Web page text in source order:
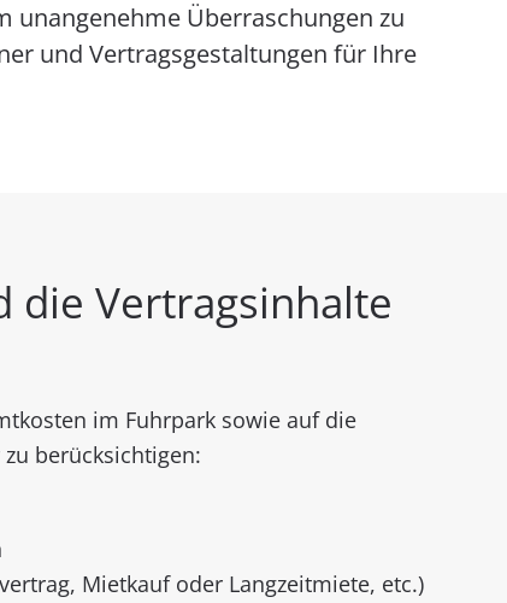
unangenehme Überraschungen zu
und Vertragsgestaltungen für Ihre
die Vertragsinhalte
im Fuhrpark sowie auf die
berücksichtigen:
Mietkauf oder Langzeitmiete, etc.)